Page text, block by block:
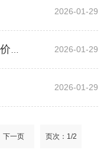
2026-01-29
2026-01-29
2026-01-29
下一页 页次：1/2